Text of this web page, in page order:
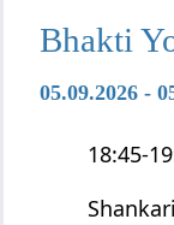
Bhakti
05.09.2026 -
18:45-